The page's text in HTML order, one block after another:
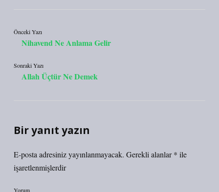
Önceki Yazı
Nihavend Ne Anlama Gelir
Sonraki Yazı
Allah Üçtür Ne Demek
Bir yanıt yazın
E-posta adresiniz yayınlanmayacak. Gerekli alanlar* ile
işaretlenmişlerdir
Yorum